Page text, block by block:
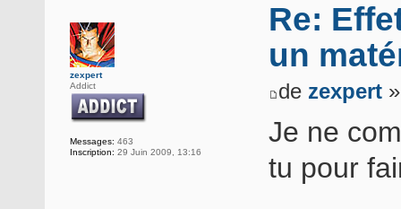
zexpert
Addict
Messages: 463
Inscription: 29 Juin 2009, 13:16
Re:
un
de zexpert
Je ne
tu pour